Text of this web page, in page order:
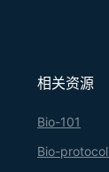
相关资源
Bio-101
Bio-